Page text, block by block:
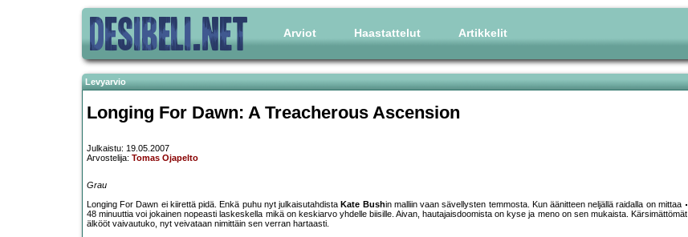
Arviot Haastattelut Artikkelit
Levyarvio
Longing For Dawn: A Treacherous Ascension
Julkaistu: 19.05.2007
Arvostelija: Tomas Ojapelto
Grau
Longing For Dawn ei kiirettä pidä. Enkä puhu nyt julkaisutahdista Kate Bushin malliin vaan sävellysten temmosta. Kun äänitteen neljällä raidalla on mittaa
48 minuuttia voi jokainen nopeasti laskeskella mikä on keskiarvo yhdelle biisille. Aivan, hautajaisdoomista on kyse ja meno on sen mukaista. Kärsimättömät
älkööt vaivautuko, nyt veivataan nimittäin sen verran hartaasti.